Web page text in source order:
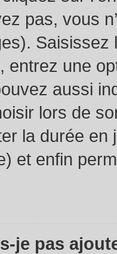
pas, vous
entrez une
aussi
lors de
la durée
et enfin
je pas